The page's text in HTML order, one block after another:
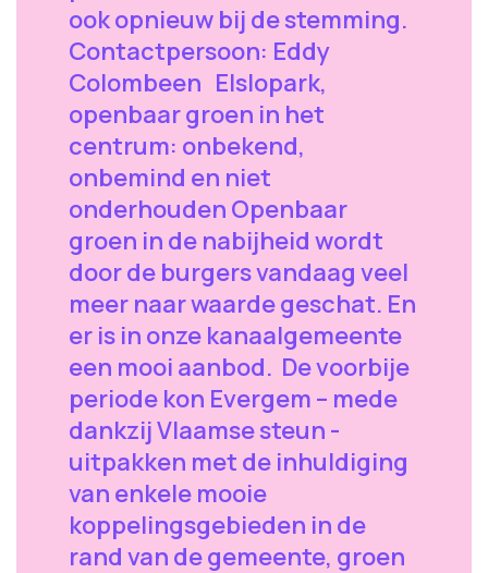
ook opnieuw bij de stemming.
Contactpersoon: Eddy
Colombeen Elslopark,
openbaar groen in het
centrum: onbekend,
onbemind en niet
onderhouden Openbaar
groen in de nabijheid wordt
door de burgers vandaag veel
meer naar waarde geschat. En
er is in onze kanaalgemeente
een mooi aanbod. De voorbije
periode kon Evergem – mede
dankzij Vlaamse steun -
uitpakken met de inhuldiging
van enkele mooie
koppelingsgebieden in de
rand van de gemeente, groen